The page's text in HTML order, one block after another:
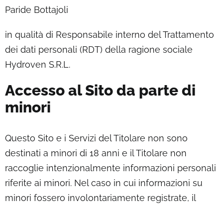
Paride Bottajoli
in qualità di Responsabile interno del Trattamento
dei dati personali (RDT) della ragione sociale
Hydroven S.R.L.
Accesso al Sito da parte di
minori
Questo Sito e i Servizi del Titolare non sono
destinati a minori di 18 anni e il Titolare non
raccoglie intenzionalmente informazioni personali
riferite ai minori. Nel caso in cui informazioni su
minori fossero involontariamente registrate, il